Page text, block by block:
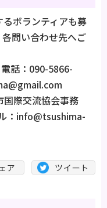
ボランティアも募
問い合わせ先へご
話：090-5866-
際交流協会事務
info@tsushima-